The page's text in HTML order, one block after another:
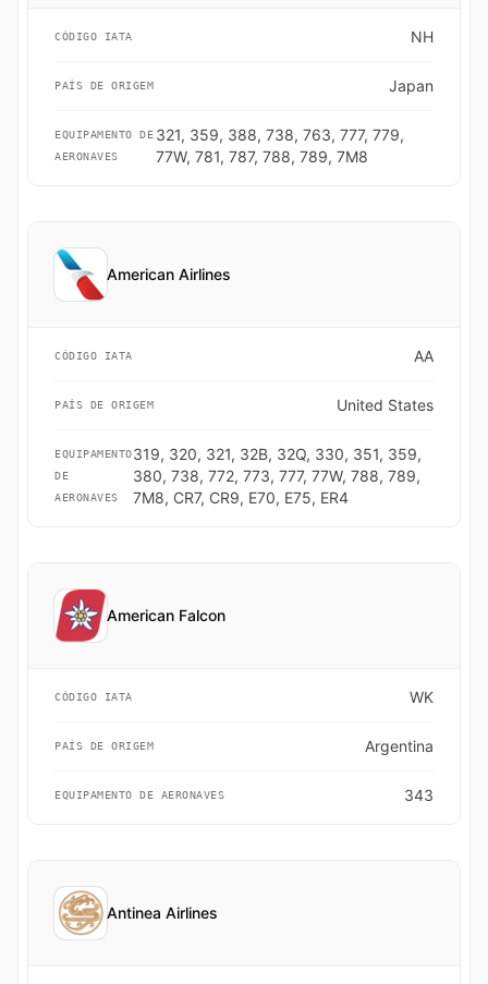
CÓDIGO IATA NH
PAÍS DE ORIGEM Japan
EQUIPAMENTO DE
AERONAVES
321, 359, 388, 738, 763, 777, 779,
77W, 781, 787, 788, 789, 7M8
American Airlines
CÓDIGO IATA AA
PAÍS DE ORIGEM United States
EQUIPAMENTO
DE
AERONAVES
319, 320, 321, 32B, 32Q, 330, 351, 359,
380, 738, 772, 773, 777, 77W, 788, 789,
7M8, CR7, CR9, E70, E75, ER4
American Falcon
CÓDIGO IATA WK
PAÍS DE ORIGEM Argentina
EQUIPAMENTO DE AERONAVES 343
Antinea Airlines